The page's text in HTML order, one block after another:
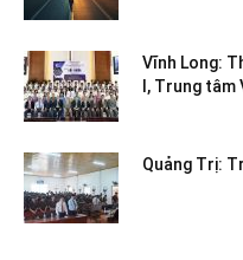
Vĩnh Long:
I, Trung tâm
Quảng Trị: